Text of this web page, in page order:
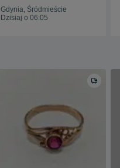
Gdynia, Śródmieście
Dzisiaj o 06:05